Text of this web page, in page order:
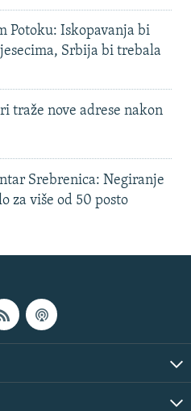
Potoku: Iskopavanja bi
Srbija bi trebala
traže nove adrese nakon
Srebrenica: Negiranje
za više od 50 posto